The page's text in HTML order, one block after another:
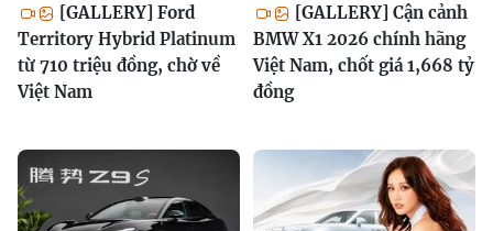
[GALLERY] Ford
Territory Hybrid Platinum
từ 710 triệu đồng, chờ về
Việt Nam
[GALLERY] Cận cảnh
BMW X1 2026 chính hãng
Việt Nam, chốt giá 1,668 tỷ
đồng